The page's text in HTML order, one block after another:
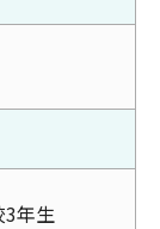
3年生